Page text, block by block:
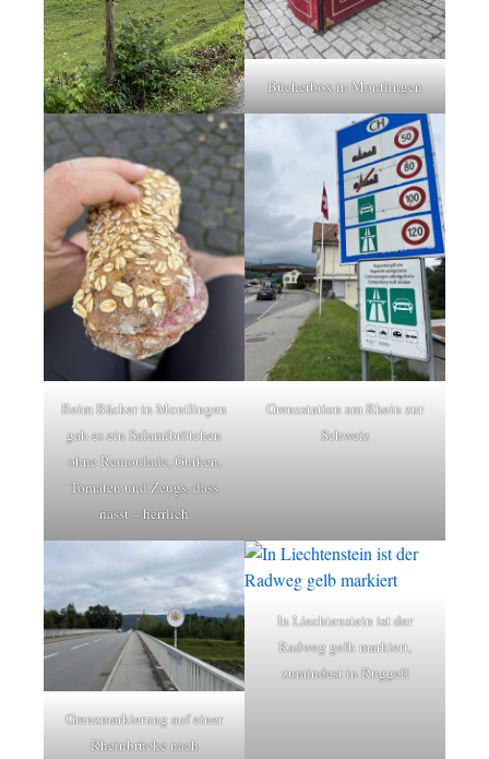
Bücherbox in Montlingen
Beim Bäcker in Montlingen
gab es ein Salamibrötchen
ohne Remoulade, Gurken,
Tomaten und Zeugs, dass
nässt – herrlich
Grenzstation am Rhein zur
Schweiz
Grenzmarkierung auf einer
Rheinbrücke nach
In Liechtenstein ist der
Radweg gelb markiert,
zumindest in Ruggell